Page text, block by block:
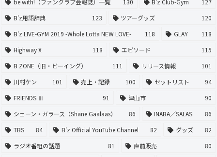
be with!（ファンクラブ会報誌）一覧
130 B’z Club-Gym
127
B'z用語辞典
123 ツアーグッズ
120
B'z LIVE-GYM 2019 -Whole Lotta NEW LOVE-
118 GLAY
118
Highway X
118 エピソード
115
B ZONE（旧・ビーイング）
111 リリース情報
101
川村ケン
101 売上・記録 100 セットリスト
94
FRIENDS Ⅲ
91 津山市
90
シェーン・ガラース（Shane Gaalaas）
86 INABA／SALAS
86
TBS
84 B'z Official YouTube Channel 82 グッズ
82
ラジオ番組の話題
81 直前販売
80